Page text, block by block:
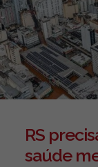
RS
saúde